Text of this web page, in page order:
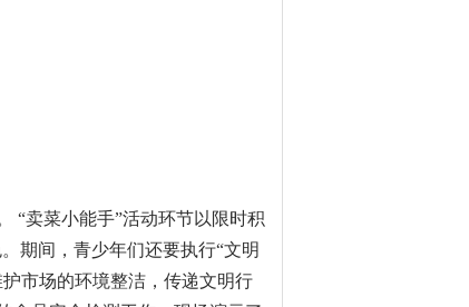
“卖菜小能手”活动环节以限时积
期间，青少年们还要执行“文明
市场的环境整洁，传递文明行